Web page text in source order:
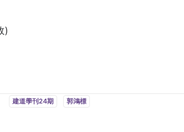
)
建道學刊24期 郭鴻標